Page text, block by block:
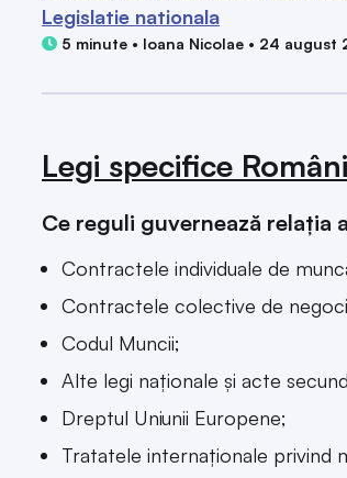
Legislatie nationala
5 minute • Ioana Nicolae • 24 august
Legi specifice
Ce reguli guvernează relația
Contractele individuale de
Contractele colective de
Codul Muncii;
Alte legi naționale și acte
Dreptul Uniunii Europene;
Tratatele internaționale privind